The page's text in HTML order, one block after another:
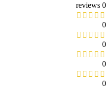
0 reviews
0
0
0
0